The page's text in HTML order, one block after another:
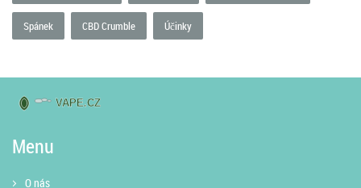
Spánek CBD Crumble Účinky
Menu
O nás